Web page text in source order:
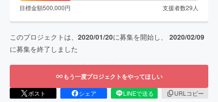
目標金額500,000円 支援者数29 人
このプロジェクトは、 2020/01/20に募集を開始し、 2020/02/09
に募集を終了しました
もう一度プロジェクトをやってほしい
ポスト シェア LINEで送る
URLコピー